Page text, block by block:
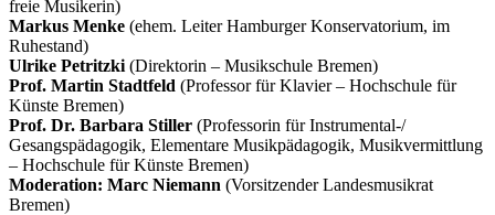
freie Musikerin)
Markus Menke (ehem. Leiter Hamburger Konservatorium, im
Ruhestand)
Ulrike Petritzki (Direktorin – Musikschule Bremen)
Prof. Martin Stadtfeld (Professor für Klavier – Hochschule für
Künste Bremen)
Prof. Dr. Barbara Stiller (Professorin für Instrumental-/
Gesangspädagogik, Elementare Musikpädagogik, Musikvermittlung
– Hochschule für Künste Bremen)
Moderation: Marc Niemann (Vorsitzender Landesmusikrat
Bremen)